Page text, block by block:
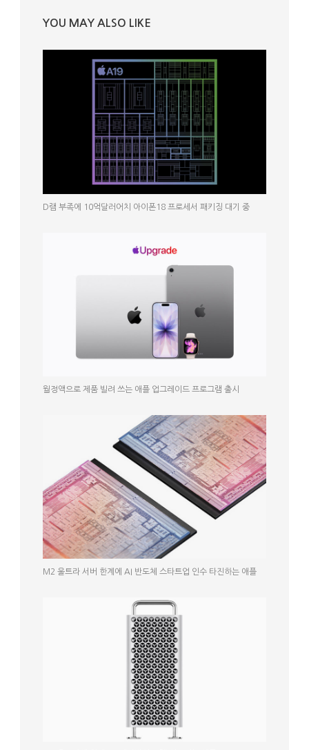
YOU MAY ALSO LIKE
D램 부족에 10억달러어치 아이폰18 프로세서 패키징 대기 중
월정액으로 제품 빌려 쓰는 애플 업그레이드 프로그램 출시
M2 울트라 서버 한계에 AI 반도체 스타트업 인수 타진하는 애플